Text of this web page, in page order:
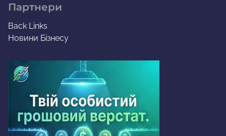
Партнери
Back Links
Новини Бізнесу